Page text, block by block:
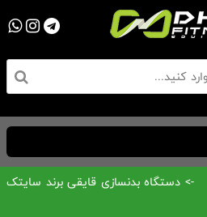
-> دستگاه بدنسازی قایقی برند سایتک